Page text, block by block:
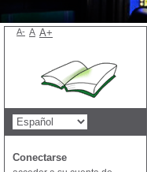
A- A A+
Conectarse